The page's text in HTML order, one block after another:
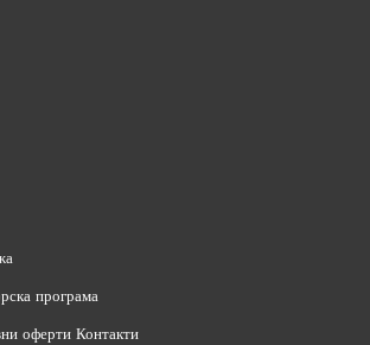
програма
оферти Контакти